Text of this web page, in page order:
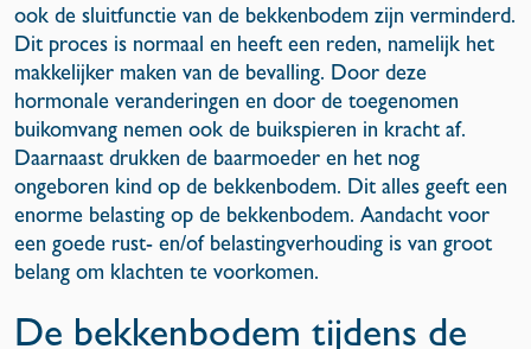
ook de sluitfunctie van de bekkenbodem zijn verminderd.
Dit proces is normaal en heeft een reden, namelijk het
makkelijker maken van de bevalling. Door deze
hormonale veranderingen en door de toegenomen
buikomvang nemen ook de buikspieren in kracht af.
Daarnaast drukken de baarmoeder en het nog
ongeboren kind op de bekkenbodem. Dit alles geeft een
enorme belasting op de bekkenbodem. Aandacht voor
een goede rust- en/of belastingverhouding is van groot
belang om klachten te voorkomen.
De bekkenbodem tijdens de